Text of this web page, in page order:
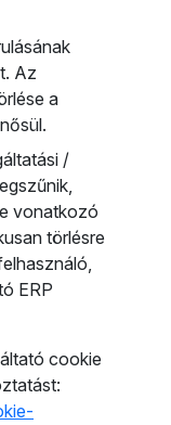
Az
a
/
vonatkozó
törlésre
ERP
cookie